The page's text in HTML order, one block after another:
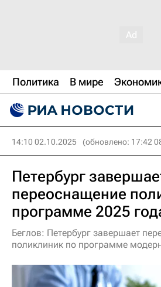
Политика В мире
14:10 02.10.2025 (обновлено: 17:42
Петербург
переоснащение
программе 2025
Беглов: Петербург завершает
поликлиник по программе